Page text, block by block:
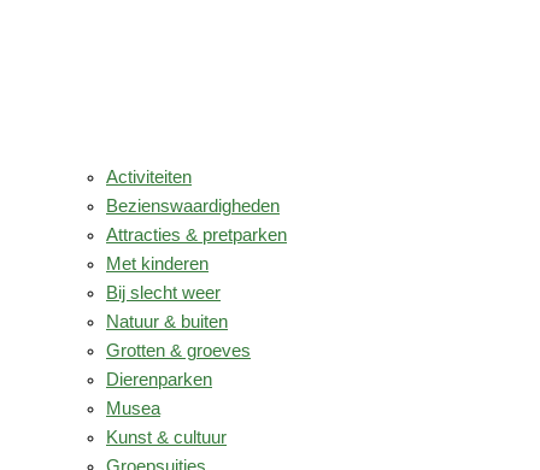
Activiteiten
Bezienswaardigheden
Attracties & pretparken
Met kinderen
Bij slecht weer
Natuur & buiten
Grotten & groeves
Dierenparken
Musea
Kunst & cultuur
Groepsuitjes